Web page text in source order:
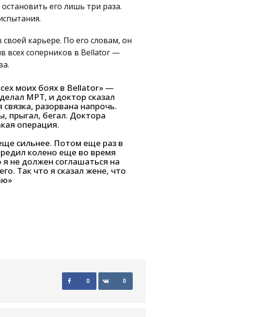
его лишь три раза.
карьере. По его словам, он
всех соперников в Bellator —
моих боях в Bellator» —
МРТ, и доктор сказал
разорвана напрочь.
прыгал, бегал. Доктора
операция.
сильнее. Потом еще раз в
колено еще во время
не должен соглашаться на
Так что я сказал жене, что
0 0